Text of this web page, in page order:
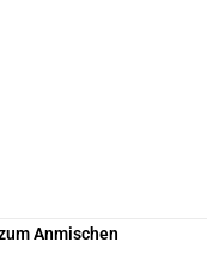
Anmischen